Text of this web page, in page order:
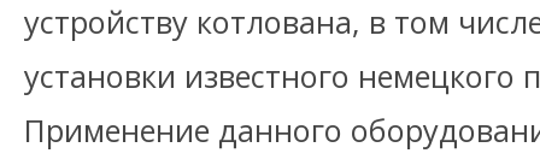
устройству котлована, в том
установки известного немецкого
Применение данного